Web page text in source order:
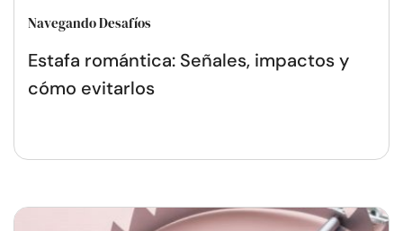
Navegando Desafíos
Estafa romántica: Señales, impactos y
cómo evitarlos